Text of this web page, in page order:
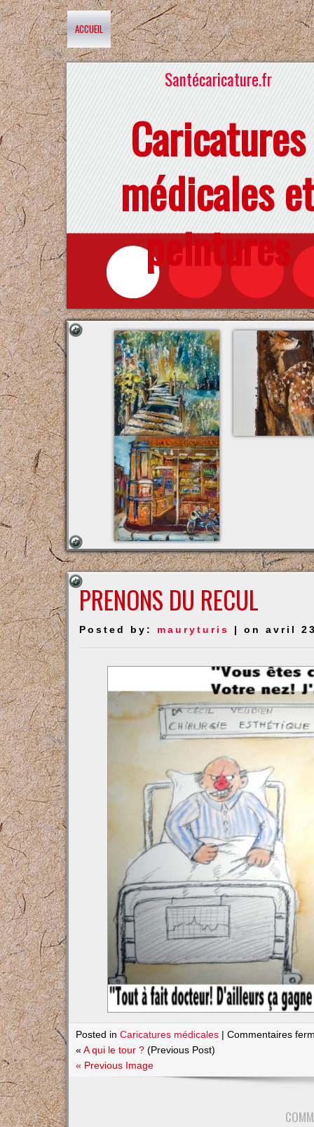
ACCUEIL
Santécaricature.fr
Caricatures
médicales
peintures
PRENONS DU RECUL
Posted by: mauryturis | on avril
Posted inCaricatures médicales |Commentaires
«A qui le tour ? (Previous Post)
« Previous Image